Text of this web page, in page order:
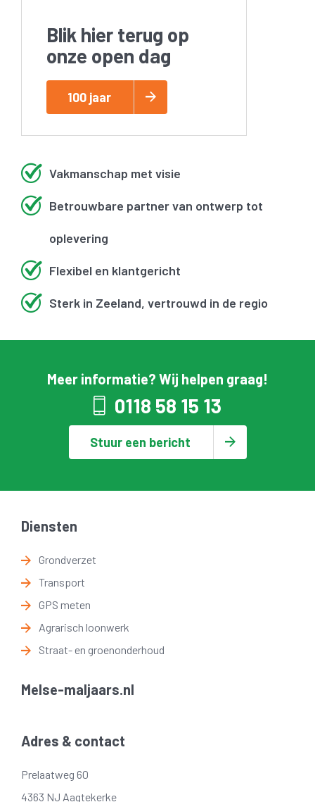
Blik hier terug op
onze open dag
100 jaar
Vakmanschap met visie
Betrouwbare partner van ontwerp tot
oplevering
Flexibel en klantgericht
Sterk in Zeeland, vertrouwd in de regio
Meer informatie? Wij helpen graag!
0118 58 15 13
Stuur een bericht
Diensten
Grondverzet
Transport
GPS meten
Agrarisch loonwerk
Straat- en groenonderhoud
Melse-maljaars.nl
Adres & contact
Prelaatweg 60
4363 NJ Aagtekerke